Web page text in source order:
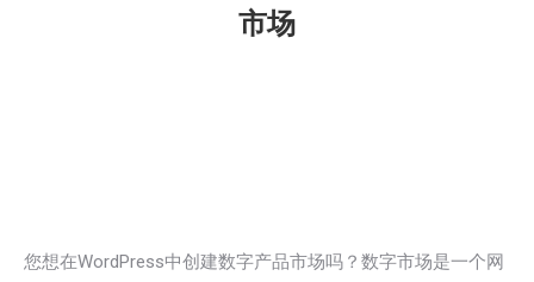
市场
您想在WordPress中创建数字产品市场吗？数字市场是一个网